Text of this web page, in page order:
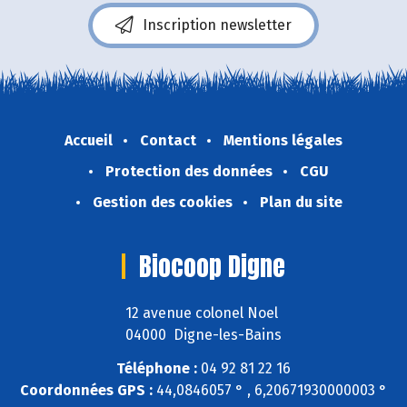
Inscription newsletter
Accueil Contact
Mentions légales
Protection des données
CGU
Gestion des cookies
Plan du site
Biocoop Digne
12 avenue colonel Noel
04000 Digne-les-Bains
Téléphone : 04 92 81 22 16
Coordonnées GPS : 44,0846057 ° , 6,20671930000003 °